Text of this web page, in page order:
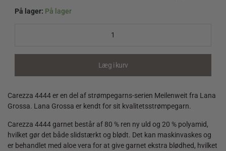
På lager: På lager
Carezza
Læg i kurv
Carezza 4444 er en del af strømpegarns-serien Meilenweit fra Lana
Grossa. Lana Grossa er kendt for sit kvalitetsstrømpegarn.
Carezza 4444 garnet består af 80 % ren ny uld og 20 % polyamid,
hvilket gør det både slidstærkt og blødt. Det kan maskinvaskes og
er behandlet med aloe vera for at give garnet ekstra blødhed, hvilket